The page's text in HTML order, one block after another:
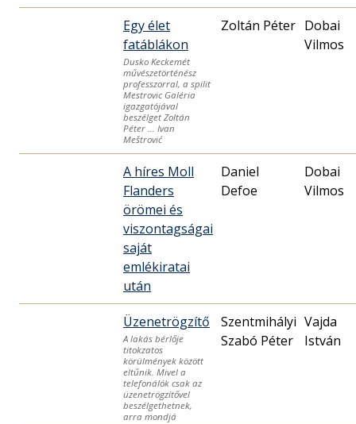
Egy élet
fatáblákon
Dusko Keckemét
művészetörténész
professzorral, a spilit
Mestrovic Galéria
igazgatójával
beszélget Zoltán
Péter … Ivan
Meštrović
Zoltán Péter Dobai
Vilmos
A híres Moll
Flanders
örömei és
viszontagságai
saját
emlékiratai
után
Daniel
Defoe
Dobai
Vilmos
Üzenetrögzítő
A lakás bérlője
titokzatos
körülmények között
eltűnik. Mivel a
telefonálók csak az
üzenetrögzítővel
beszélgethetnek,
arra mondjá
Szentmihályi
Szabó Péter
Vajda
István